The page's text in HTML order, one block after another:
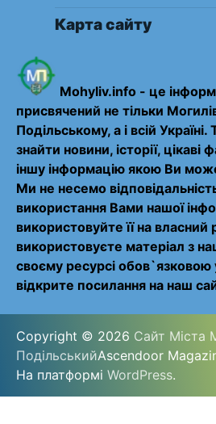
Карта сайту
Mohyliv.info - це
присвячений не тільки
Подільському, а і всій
знайти новини, історії, цікаві
іншу інформацію якою Ви
Ми не несемо
використання Вами нашої
використовуйте її на
використовуєте матеріал з
своєму ресурсі
відкрите посилання на наш
Copyright © 2026 Сайт Міста
ПодільськийAscendoor
На платформі WordPress.